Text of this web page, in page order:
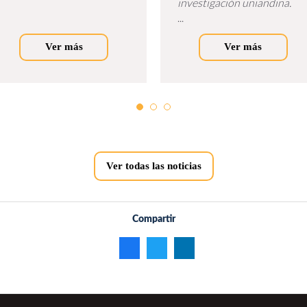
Ver más
...
Ver más
Ver todas las noticias
Compartir